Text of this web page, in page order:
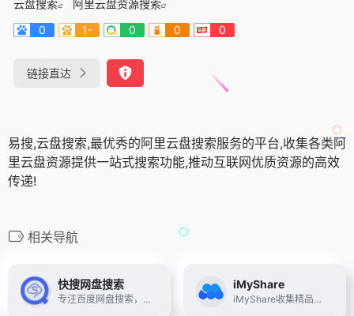
云盘搜索
阿里云盘资源搜索
0
1- 0 0 0
链接直达
易搜,云盘搜索,最优秀的阿里云盘搜索服务的平台,收集各类阿
里云盘资源提供一站式搜索功能,推动互联网优质资源的高效
传递!
相关导航
快搜网盘搜索
专注百度网盘搜索，电影搜索工具，你可以在这里搜索视频、音乐、图片、软件、文档、种子、磁力、专辑等资源
iMyShare
iMyShare收集精品网络免费资源，包括资源网站、BT种子磁力搜索、网盘搜索、免费视频、免费音乐、免费电子书、实用软件、在线工具、有趣的网站、办公素材、免费漫画网站、免费动漫和各类资源，欢迎前来探索。